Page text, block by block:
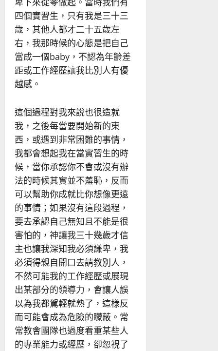
四個實習生，只有我是三十三
歲，其他人都才二十五歲左
右，我那時候的心態是把自己
當成一個baby，不認為年齡差
距或工作經歷讓我比別人有優
越感。
這個過程對我來說也很造就
我，之後每當要開始新的東
西，或遇到非常困難的事情，
我都會想起我在當實習生的時
候，當你承認你不會或沒有辦
法的時候其實並不羞恥，反而
可以幫助你成就比你想像更遠
的事情；如果沒有這段過程，
要去承認自己無知且不能是很
害怕的，神讓我三十幾歲才信
主也讓我深知我必須謙卑，我
必須得親自開口去請教別人，
不然可能我的工作經歷或展現
出某部分的領導力，會讓人誤
以為我都駕輕就熟了，這樣反
而可能會成為危險的矇蔽。常
常教會團隊也過度看重某些人
的專業能力或經歷，卻忽視了